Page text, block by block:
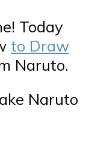
Today
to Draw
Naruto.
Naruto